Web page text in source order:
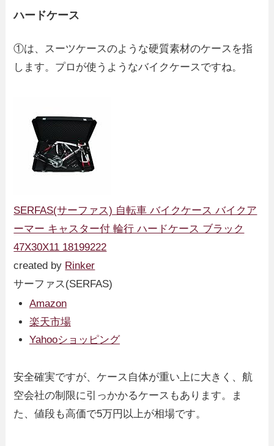
ハードケース
①は、スーツケースのような硬質素材のケースを指
します。プロが使うようなバイクケースですね。
SERFAS(サーファス) 自転車 バイクケース バイクア
ーマー キャスター付 輪行 ハードケース ブラック
47X30X11 18199222
created by Rinker
サーファス(SERFAS)
Amazon
楽天市場
Yahooショッピング
安全確実ですが、ケース自体が重い上に大きく、航
空会社の制限に引っかかるケースもあります。ま
た、値段も高価で5万円以上が相場です。